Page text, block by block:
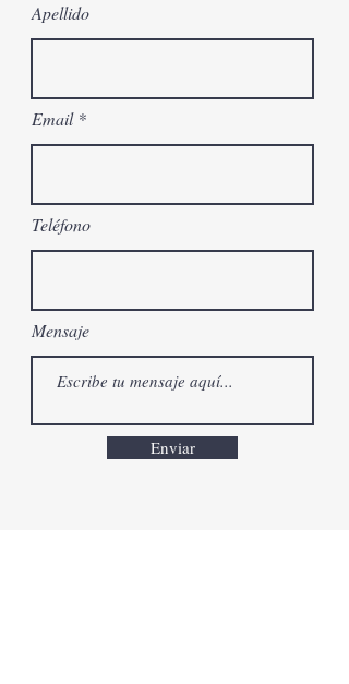
Apellido
Email
Teléfono
Mensaje
Enviar